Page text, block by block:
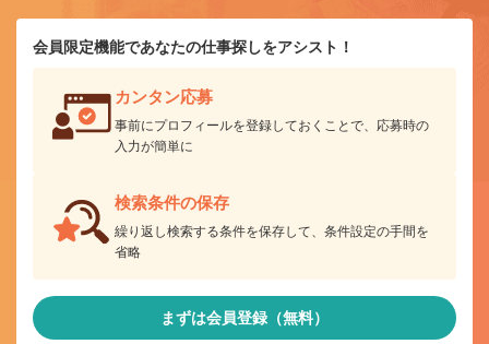
会員限定機能であなたの仕事探しをアシスト！
カンタン応募
事前にプロフィールを登録しておくことで、応募時の
入力が簡単に
検索条件の保存
繰り返し検索する条件を保存して、条件設定の手間を
省略
まずは会員登録（無料）